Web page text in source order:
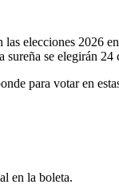
elecciones 2026
se elegirán
para votar en
en la boleta.